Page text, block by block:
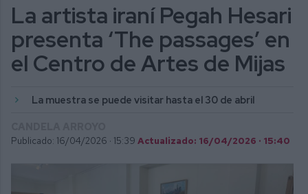
La artista iraní Pegah Hesari
presenta ‘The passages’ en
el Centro de Artes de Mijas
La muestra se puede visitar hasta el 30 de abril
Publicado: 16/04/2026 · 15:39 Actualizado: 16/04/2026 · 15:40